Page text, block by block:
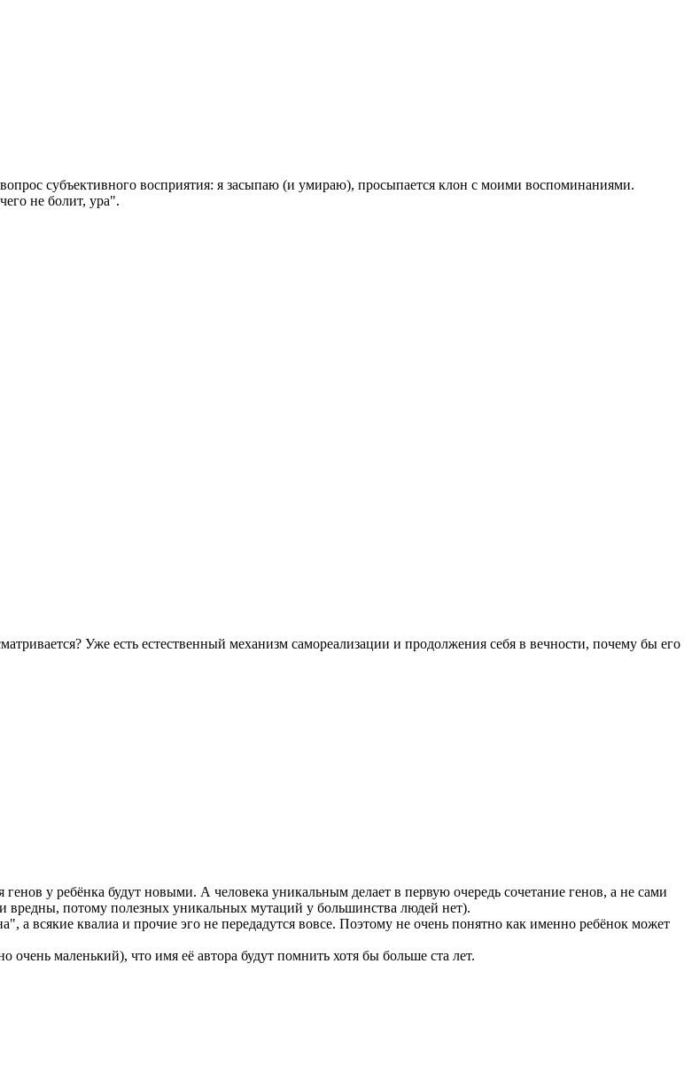
субъективного восприятия: я засыпаю (и умираю), просыпается клон с моими воспоминаниями.
не болит, ура".
Уже есть естественный механизм самореализации и продолжения себя в вечности, почему бы его
у ребёнка будут новыми. А человека уникальным делает в первую очередь сочетание генов, а не сами
потому полезных уникальных мутаций у большинства людей нет).
всякие квалиа и прочие эго не передадутся вовсе. Поэтому не очень понятно как именно ребёнок может
маленький), что имя её автора будут помнить хотя бы больше ста лет.